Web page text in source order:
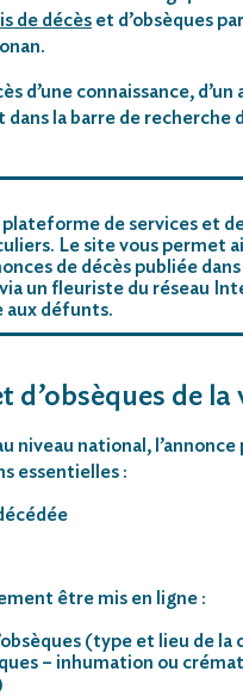
de décès et d’obsèques
d’une connaissance,
la barre de recherche
de services et
Le site vous permet
de décès publiée
un fleuriste du réseau
aux défunts.
d’obsèques de
niveau national,
essentielles :
être mis en ligne :
(type et lieu de
– inhumation ou